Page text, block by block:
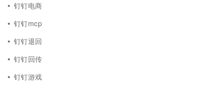
钉钉电商
钉钉mcp
钉钉退回
钉钉回传
钉钉游戏